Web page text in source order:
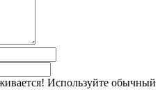
Используйте обычный